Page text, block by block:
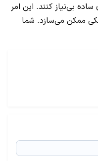
بی‌نیاز کنند. این امر
ممکن می‌سازد. شما